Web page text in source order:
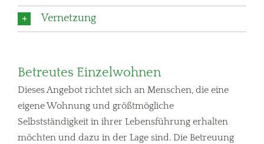
Vernetzung
Betreutes Einzelwohnen
Dieses Angebot richtet sich an Menschen, die eine
eigene Wohnung und größtmögliche
Selbstständigkeit in ihrer Lebensführung erhalten
möchten und dazu in der Lage sind. Die Betreuung